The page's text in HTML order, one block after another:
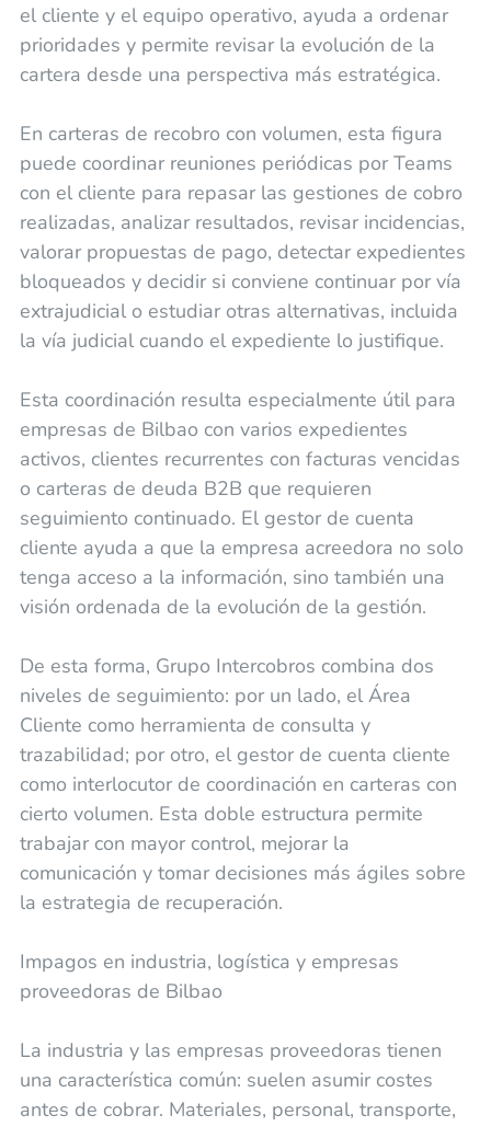
el cliente y el equipo operativo, ayuda a ordenar
prioridades y permite revisar la evolución de la
cartera desde una perspectiva más estratégica.
En carteras de recobro con volumen, esta figura
puede coordinar reuniones periódicas por Teams
con el cliente para repasar las gestiones de cobro
realizadas, analizar resultados, revisar incidencias,
valorar propuestas de pago, detectar expedientes
bloqueados y decidir si conviene continuar por vía
extrajudicial o estudiar otras alternativas, incluida
la vía judicial cuando el expediente lo justifique.
Esta coordinación resulta especialmente útil para
empresas de Bilbao con varios expedientes
activos, clientes recurrentes con facturas vencidas
o carteras de deuda B2B que requieren
seguimiento continuado. El gestor de cuenta
cliente ayuda a que la empresa acreedora no solo
tenga acceso a la información, sino también una
visión ordenada de la evolución de la gestión.
De esta forma, Grupo Intercobros combina dos
niveles de seguimiento: por un lado, el Área
Cliente como herramienta de consulta y
trazabilidad; por otro, el gestor de cuenta cliente
como interlocutor de coordinación en carteras con
cierto volumen. Esta doble estructura permite
trabajar con mayor control, mejorar la
comunicación y tomar decisiones más ágiles sobre
la estrategia de recuperación.
Impagos en industria, logística y empresas
proveedoras de Bilbao
La industria y las empresas proveedoras tienen
una característica común: suelen asumir costes
antes de cobrar. Materiales, personal, transporte,